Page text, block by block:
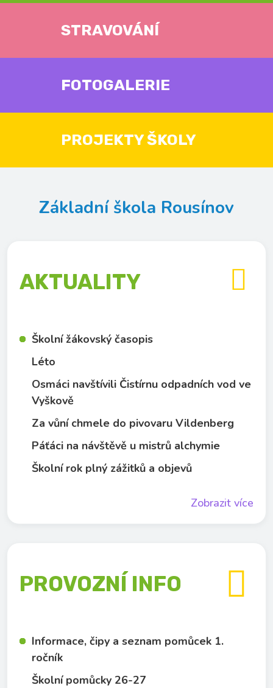
STRAVOVÁNÍ
FOTOGALERIE
PROJEKTY ŠKOLY
Základní škola Rousínov
AKTUALITY
Školní žákovský časopis
Léto
Osmáci navštívili Čistírnu odpadních vod ve
Vyškově
Za vůní chmele do pivovaru Vildenberg
Páťáci na návštěvě u mistrů alchymie
Školní rok plný zážitků a objevů
Zobrazit více

PROVOZNÍ INFO
Informace, čipy a seznam pomůcek 1.
ročník
Školní pomůcky 26-27
